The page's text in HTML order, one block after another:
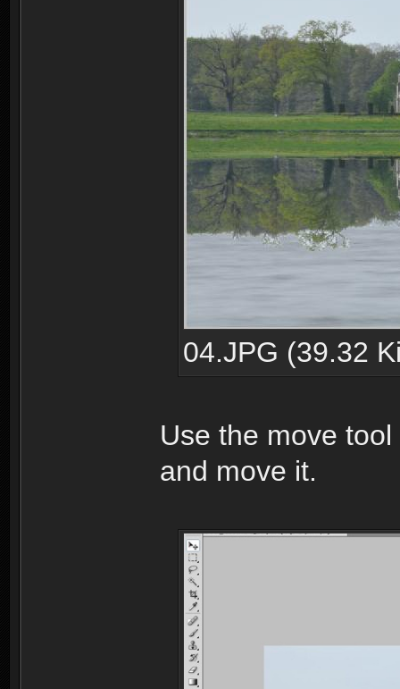
04.JPG (39.32
Use the move
and move it.